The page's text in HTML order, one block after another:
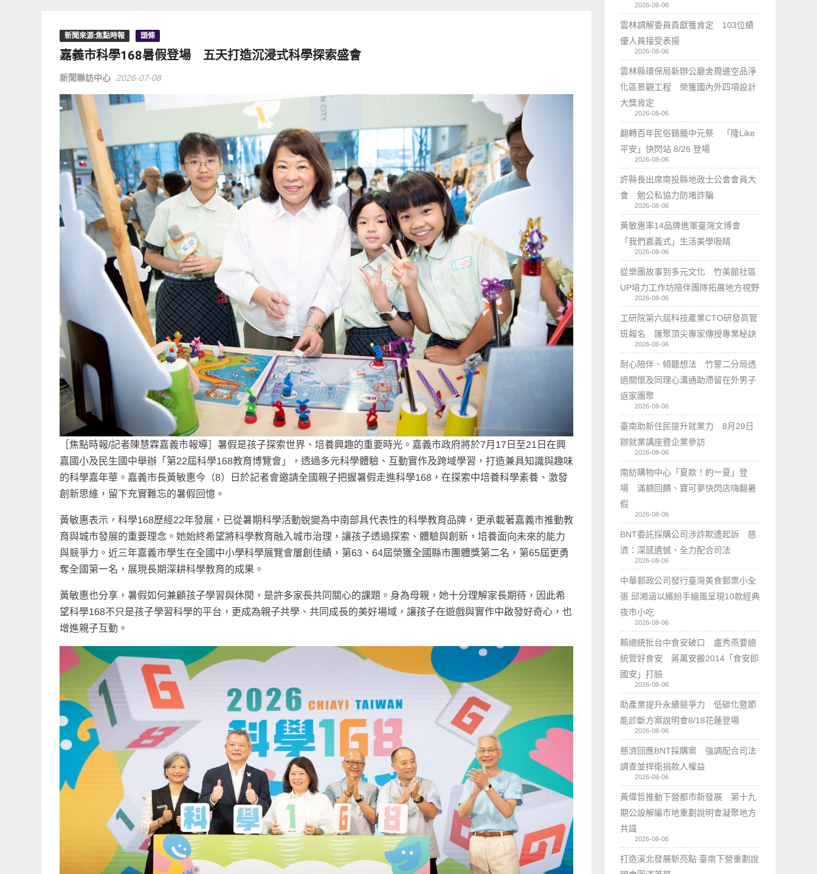
新聞來源:焦點時報 頭條
嘉義市科學168暑假登場 五天打造沉浸式科學探索盛會
新聞聯訪中心 2026-07-08
［焦點時報/記者陳慧霖嘉義市報導］暑假是孩子探索世界、培養興趣的重要時光。嘉義市政府將於7月17日至21日在興
嘉國小及民生國中舉辦「第22屆科學168教育博覽會」，透過多元科學體驗、互動實作及跨域學習，打造兼具知識與趣味
的科學嘉年華。嘉義市長黃敏惠今（8）日於記者會邀請全國親子把握暑假走進科學168，在探索中培養科學素養、激發
創新思維，留下充實難忘的暑假回憶。
黃敏惠表示，科學168歷經22年發展，已從暑期科學活動蛻變為中南部具代表性的科學教育品牌，更承載著嘉義市推動教
育與城市發展的重要理念。她始終希望將科學教育融入城市治理，讓孩子透過探索、體驗與創新，培養面向未來的能力
與競爭力。近三年嘉義市學生在全國中小學科學展覽會屢創佳績，第63、64屆榮獲全國縣市團體獎第二名，第65屆更勇
奪全國第一名，展現長期深耕科學教育的成果。
黃敏惠也分享，暑假如何兼顧孩子學習與休閒，是許多家長共同關心的課題。身為母親，她十分理解家長期待，因此希
望科學168不只是孩子學習科學的平台，更成為親子共學、共同成長的美好場域，讓孩子在遊戲與實作中啟發好奇心，也
增進親子互動。
2026-08-06
雲林調解委員貢獻獲肯定 103位績
優人員接受表揚
2026-08-06
雲林縣環保局新辦公廳舍周邊空品淨
化區景觀工程 榮獲國內外四項設計
大獎肯定
2026-08-06
翻轉百年民俗鷄籠中元祭 「隆Like
平安」快閃站 8/26 登場
2026-08-06
許縣長出席南投縣地政士公會會員大
會 勉公私協力防堵詐騙
2026-08-06
黃敏惠率14品牌進軍臺灣文博會
「我們嘉義式」生活美學吸睛
2026-08-06
從樂團故事到多元文化 竹美館社區
UP培力工作坊陪伴團隊拓展地方視野
2026-08-06
工研院第六屆科技產業CTO研發高管
班報名 匯聚頂尖專家傳授專業秘訣
2026-08-06
耐心陪伴、傾聽想法 竹警二分局透
過關懷及同理心溝通助滯留在外男子
返家團聚
2026-08-06
臺南助新住民提升就業力 8月29日
辦就業講座暨企業參訪
2026-08-06
南紡購物中心「夏款！約一夏」登
場 滿額回饋、寶可夢快閃店嗨翻暑
假
2026-08-06
BNT委託採購公司涉詐欺遭起訴 慈
濟：深感遺憾、全力配合司法
2026-08-06
中華郵政公司發行臺灣美食郵票小全
張 邱湘涵以繽紛手繪風呈現10款經典
夜市小吃
2026-08-06
賴總統批台中食安破口 盧秀燕要總
統管好食安 蔣萬安搬2014「食安即
國安」打臉
2026-08-06
助產業提升永續競爭力 低碳化暨節
能診斷方案說明會8/18花蓮登場
2026-08-06
慈濟回應BNT採購案 強調配合司法
調查並捍衛捐款人權益
2026-08-06
黃偉哲推動下營都市新發展 第十九
期公設解編市地重劃說明會凝聚地方
共識
2026-08-06
打造溪北發展新亮點 臺南下營重劃說